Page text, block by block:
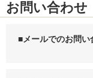
お問い合わせ
■メールでのお問い